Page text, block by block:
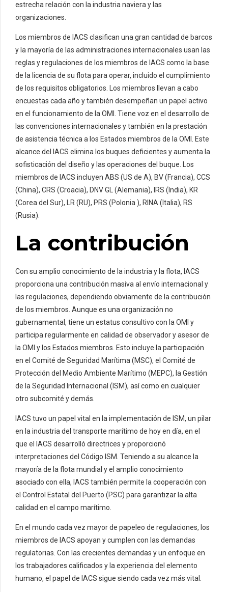
estrecha relación con la industria naviera y las
organizaciones.
Los miembros de IACS clasifican una gran cantidad de barcos
y la mayoría de las administraciones internacionales usan las
reglas y regulaciones de los miembros de IACS como la base
de la licencia de su flota para operar, incluido el cumplimiento
de los requisitos obligatorios. Los miembros llevan a cabo
encuestas cada año y también desempeñan un papel activo
en el funcionamiento de la OMI. Tiene voz en el desarrollo de
las convenciones internacionales y también en la prestación
de asistencia técnica a los Estados miembros de la OMI. Este
alcance del IACS elimina los buques deficientes y aumenta la
sofisticación del diseño y las operaciones del buque. Los
miembros de IACS incluyen ABS (US de A), BV (Francia), CCS
(China), CRS (Croacia), DNV GL (Alemania), IRS (India), KR
(Corea del Sur), LR (RU), PRS (Polonia ), RINA (Italia), RS
(Rusia).
La contribución
Con su amplio conocimiento de la industria y la flota, IACS
proporciona una contribución masiva al envío internacional y
las regulaciones, dependiendo obviamente de la contribución
de los miembros. Aunque es una organización no
gubernamental, tiene un estatus consultivo con la OMI y
participa regularmente en calidad de observador y asesor de
la OMI y los Estados miembros. Esto incluye la participación
en el Comité de Seguridad Marítima (MSC), el Comité de
Protección del Medio Ambiente Marítimo (MEPC), la Gestión
de la Seguridad Internacional (ISM), así como en cualquier
otro subcomité y demás.
IACS tuvo un papel vital en la implementación de ISM, un pilar
en la industria del transporte marítimo de hoy en día, en el
que el IACS desarrolló directrices y proporcionó
interpretaciones del Código ISM. Teniendo a su alcance la
mayoría de la flota mundial y el amplio conocimiento
asociado con ella, IACS también permite la cooperación con
el Control Estatal del Puerto (PSC) para garantizar la alta
calidad en el campo marítimo.
En el mundo cada vez mayor de papeleo de regulaciones, los
miembros de IACS apoyan y cumplen con las demandas
regulatorias. Con las crecientes demandas y un enfoque en
los trabajadores calificados y la experiencia del elemento
humano, el papel de IACS sigue siendo cada vez más vital.